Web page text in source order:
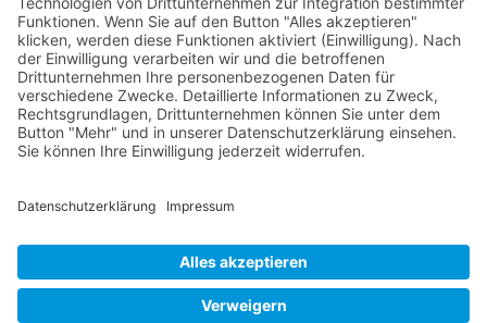
BIC: MALADE51BIT
IBAN: DE74 5865 0030 0000 9559 55
COOKIE-EINSTELLUNGEN